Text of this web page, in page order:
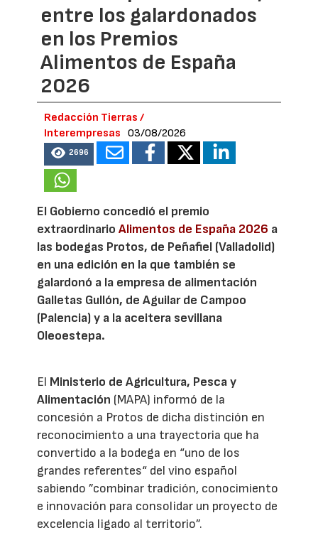
entre los galardonados
en los Premios
Alimentos de España
2026
Redacción Tierras /
Interempresas
03/08/2026
2696
El Gobierno concedió el premio
extraordinarioAlimentos de España 2026 a
las bodegas Protos, de Peñafiel (Valladolid)
en una edición en la que también se
galardonó a la empresa de alimentación
Galletas Gullón, de Aguilar de Campoo
(Palencia) y a la aceitera sevillana
Oleoestepa.
El Ministerio de Agricultura, Pesca y
Alimentación (MAPA) informó de la
concesión a Protos de dicha distinción en
reconocimiento a una trayectoria que ha
convertido a la bodega en “uno de los
grandes referentes“ del vino español
sabiendo ”combinar tradición, conocimiento
e innovación para consolidar un proyecto de
excelencia ligado al territorio”.